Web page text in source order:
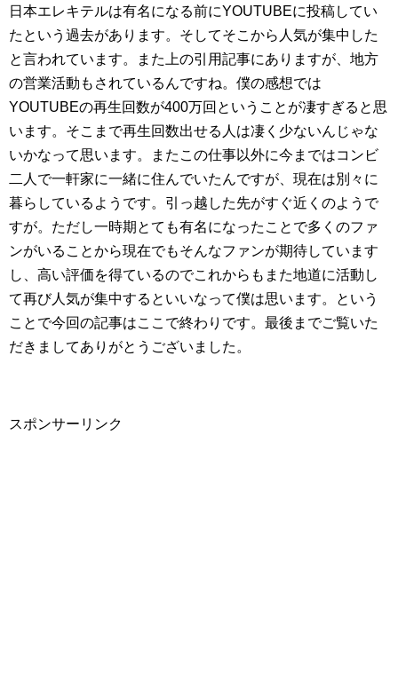
日本エレキテルは有名になる前にYOUTUBEに投稿してい
たという過去があります。そしてそこから人気が集中した
と言われています。また上の引用記事にありますが、地方
の営業活動もされているんですね。僕の感想では
YOUTUBEの再生回数が400万回ということが凄すぎると思
います。そこまで再生回数出せる人は凄く少ないんじゃな
いかなって思います。またこの仕事以外に今まではコンビ
二人で一軒家に一緒に住んでいたんですが、現在は別々に
暮らしているようです。引っ越した先がすぐ近くのようで
すが。ただし一時期とても有名になったことで多くのファ
ンがいることから現在でもそんなファンが期待しています
し、高い評価を得ているのでこれからもまた地道に活動し
て再び人気が集中するといいなって僕は思います。という
ことで今回の記事はここで終わりです。最後までご覧いた
だきましてありがとうございました。
スポンサーリンク